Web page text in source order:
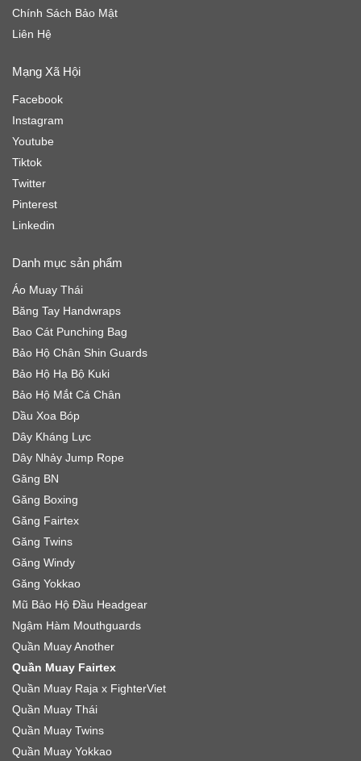
Chính Sách Bảo Mật
Liên Hệ
Mạng Xã Hội
Facebook
Instagram
Youtube
Tiktok
Twitter
Pinterest
Linkedin
Danh mục sản phẩm
Áo Muay Thái
Băng Tay Handwraps
Bao Cát Punching Bag
Bảo Hộ Chân Shin Guards
Bảo Hộ Hạ Bộ Kuki
Bảo Hộ Mắt Cá Chân
Dầu Xoa Bóp
Dây Kháng Lực
Dây Nhảy Jump Rope
Găng BN
Găng Boxing
Găng Fairtex
Găng Twins
Găng Windy
Găng Yokkao
Mũ Bảo Hộ Đầu Headgear
Ngậm Hàm Mouthguards
Quần Muay Another
Quần Muay Fairtex
Quần Muay Raja x FighterViet
Quần Muay Thái
Quần Muay Twins
Quần Muay Yokkao